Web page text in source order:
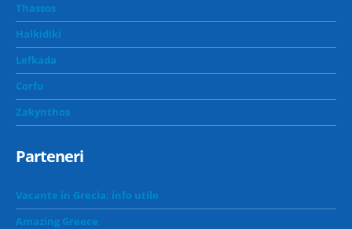
Thassos
Halkidiki
Lefkada
Corfu
Zakynthos
Parteneri
Vacante in Grecia: info utile
Amazing Greece